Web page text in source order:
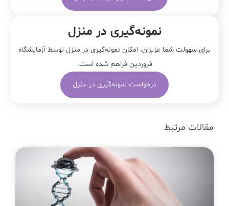
نمونه‌‌گیری در منزل
برای سهولت شما عزیزان، امکان نمونه‌گیری در منزل توسط آزمایشگاه
فروردین فراهم شده است.
درخواست نمونه‌گیری در منزل
مقالات مرتبط